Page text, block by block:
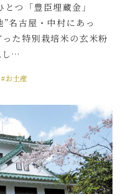
つ「豊臣埋蔵金」
名古屋・中村にあっ
た特別栽培米の玄米粉
し…
#お土産